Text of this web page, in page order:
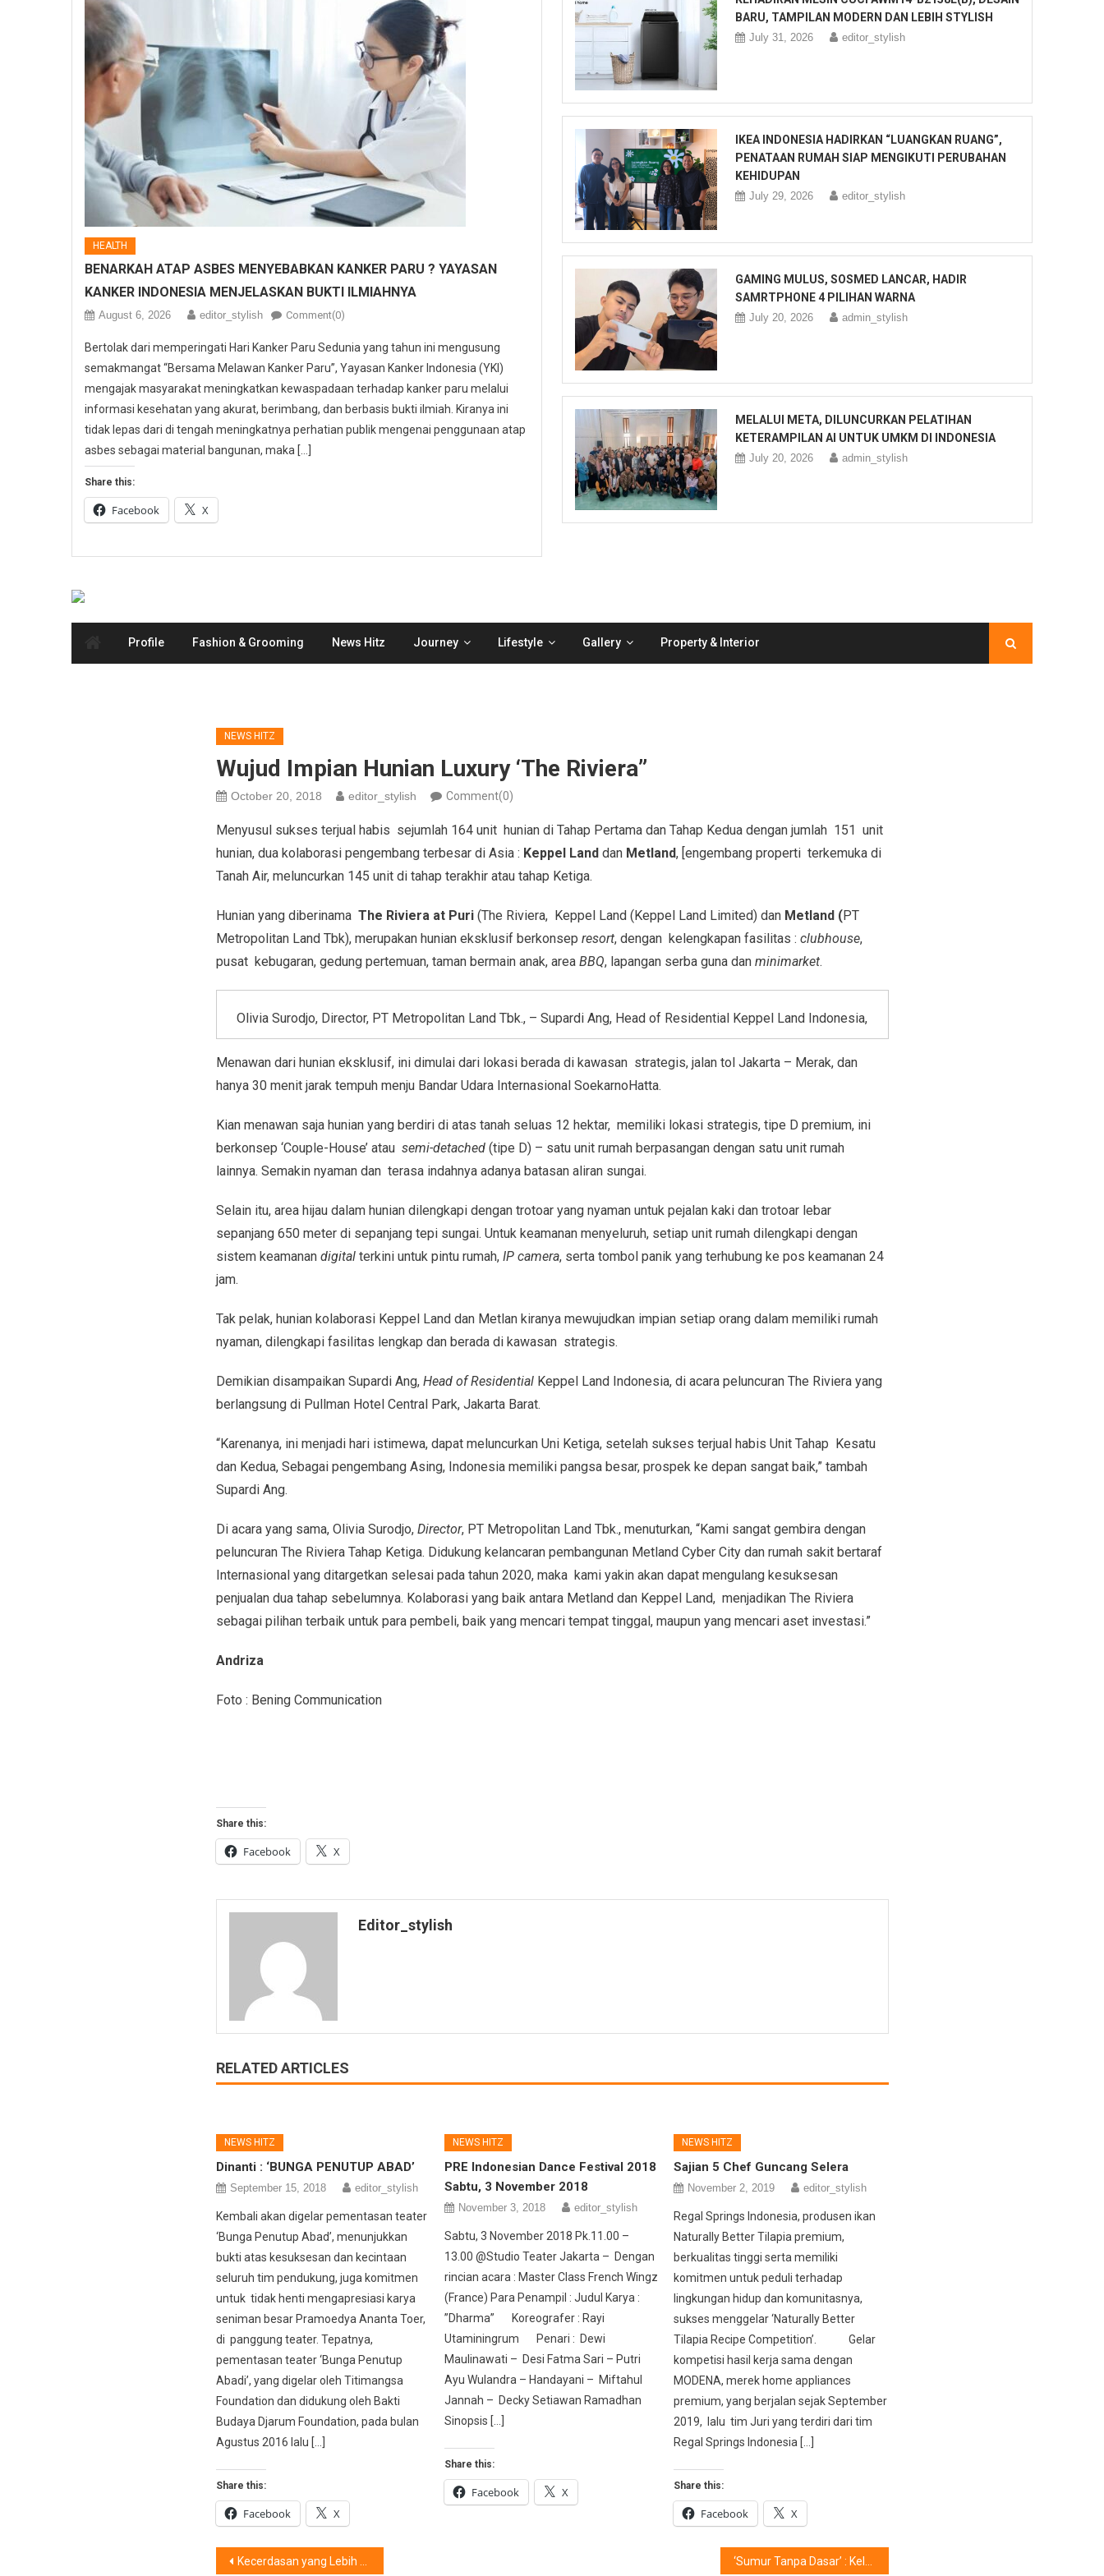
HEALTH
BENARKAH ATAP ASBES MENYEBABKAN KANKER PARU ? YAYASAN
KANKER INDONESIA MENJELASKAN BUKTI ILMIAHNYA
August 6, 2026 editor_stylish Comment(0)
Bertolak dari memperingati Hari Kanker Paru Sedunia yang tahun ini mengusung
semakmangat “Bersama Melawan Kanker Paru”, Yayasan Kanker Indonesia (YKI)
mengajak masyarakat meningkatkan kewaspadaan terhadap kanker paru melalui
informasi kesehatan yang akurat, berimbang, dan berbasis bukti ilmiah. Kiranya ini
tidak lepas dari di tengah meningkatnya perhatian publik mengenai penggunaan atap
asbes sebagai material bangunan, maka […]
Share this:
Facebook X
BARU, TAMPILAN MODERN DAN LEBIH STYLISH
July 31, 2026 editor_stylish
IKEA INDONESIA HADIRKAN “LUANGKAN RUANG”,
PENATAAN RUMAH SIAP MENGIKUTI PERUBAHAN
KEHIDUPAN
July 29, 2026 editor_stylish
GAMING MULUS, SOSMED LANCAR, HADIR
SAMRTPHONE 4 PILIHAN WARNA
July 20, 2026 admin_stylish
MELALUI META, DILUNCURKAN PELATIHAN
KETERAMPILAN AI UNTUK UMKM DI INDONESIA
July 20, 2026 admin_stylish
Profile Fashion & Grooming News Hitz Journey Lifestyle Gallery Property & Interior
NEWS HITZ
Wujud Impian Hunian Luxury ‘The Riviera”
October 20, 2018 editor_stylish Comment(0)
Menyusul sukses terjual habis sejumlah 164 unit hunian di Tahap Pertama dan Tahap Kedua dengan jumlah 151 unit
hunian, dua kolaborasi pengembang terbesar di Asia : Keppel LanddanMetland, [engembang properti terkemuka di
Tanah Air, meluncurkan 145 unit di tahap terakhir atau tahap Ketiga.
Hunian yang diberinama The Riviera at Puri(The Riviera, Keppel Land (Keppel Land Limited) dan Metland (PT
Metropolitan Land Tbk), merupakan hunian eksklusif berkonsep resort, dengan kelengkapan fasilitas : clubhouse,
pusat kebugaran, gedung pertemuan, taman bermain anak, area BBQ, lapangan serba guna dan minimarket.
Olivia Surodjo, Director, PT Metropolitan Land Tbk., – Supardi Ang, Head of Residential Keppel Land Indonesia,
Menawan dari hunian eksklusif, ini dimulai dari lokasi berada di kawasan strategis, jalan tol Jakarta – Merak, dan
hanya 30 menit jarak tempuh menju Bandar Udara Internasional SoekarnoHatta.
Kian menawan saja hunian yang berdiri di atas tanah seluas 12 hektar, memiliki lokasi strategis, tipe D premium, ini
berkonsep ‘Couple-House’ atau semi-detached(tipe D) – satu unit rumah berpasangan dengan satu unit rumah
lainnya. Semakin nyaman dan terasa indahnya adanya batasan aliran sungai.
Selain itu, area hijau dalam hunian dilengkapi dengan trotoar yang nyaman untuk pejalan kaki dan trotoar lebar
sepanjang 650 meter di sepanjang tepi sungai. Untuk keamanan menyeluruh, setiap unit rumah dilengkapi dengan
sistem keamanan digital terkini untuk pintu rumah, IP camera, serta tombol panik yang terhubung ke pos keamanan 24
jam.
Tak pelak, hunian kolaborasi Keppel Land dan Metlan kiranya mewujudkan impian setiap orang dalam memiliki rumah
nyaman, dilengkapi fasilitas lengkap dan berada di kawasan strategis.
Demikian disampaikan Supardi Ang, Head of ResidentialKeppel Land Indonesia, di acara peluncuran The Riviera yang
berlangsung di Pullman Hotel Central Park, Jakarta Barat.
“Karenanya, ini menjadi hari istimewa, dapat meluncurkan Uni Ketiga, setelah sukses terjual habis Unit Tahap Kesatu
dan Kedua, Sebagai pengembang Asing, Indonesia memiliki pangsa besar, prospek ke depan sangat baik,” tambah
Supardi Ang.
Di acara yang sama, Olivia Surodjo, Director, PT Metropolitan Land Tbk., menuturkan, “Kami sangat gembira dengan
peluncuran The Riviera Tahap Ketiga. Didukung kelancaran pembangunan Metland Cyber City dan rumah sakit bertaraf
Internasional yang ditargetkan selesai pada tahun 2020, maka kami yakin akan dapat mengulang kesuksesan
penjualan dua tahap sebelumnya. Kolaborasi yang baik antara Metland dan Keppel Land, menjadikan The Riviera
sebagai pilihan terbaik untuk para pembeli, baik yang mencari tempat tinggal, maupun yang mencari aset investasi.”
Andriza
Foto : Bening Communication
Share this:
Facebook X
Editor_stylish
RELATED ARTICLES
NEWS HITZ
Dinanti : ‘BUNGA PENUTUP ABAD’
September 15, 2018 editor_stylish
Kembali akan digelar pementasan teater
‘Bunga Penutup Abad’, menunjukkan
bukti atas kesuksesan dan kecintaan
seluruh tim pendukung, juga komitmen
untuk tidak henti mengapresiasi karya
seniman besar Pramoedya Ananta Toer,
di panggung teater. Tepatnya,
pementasan teater ‘Bunga Penutup
Abadi’, yang digelar oleh Titimangsa
Foundation dan didukung oleh Bakti
Budaya Djarum Foundation, pada bulan
Agustus 2016 lalu […]
Share this:
Facebook X
NEWS HITZ
PRE Indonesian Dance Festival 2018
Sabtu, 3 November 2018
November 3, 2018 editor_stylish
Sabtu, 3 November 2018 Pk.11.00 –
13.00 @Studio Teater Jakarta – Dengan
rincian acara : Master Class French Wingz
(France) Para Penampil : Judul Karya :
”Dharma” Koreografer : Rayi
Utaminingrum Penari : Dewi
Maulinawati – Desi Fatma Sari – Putri
Ayu Wulandra – Handayani – Miftahul
Jannah – Decky Setiawan Ramadhan
Sinopsis […]
Share this:
Facebook X
NEWS HITZ
Sajian 5 Chef Guncang Selera
November 2, 2019 editor_stylish
Regal Springs Indonesia, produsen ikan
Naturally Better Tilapia premium,
berkualitas tinggi serta memiliki
komitmen untuk peduli terhadap
lingkungan hidup dan komunitasnya,
sukses menggelar ‘Naturally Better
Tilapia Recipe Competition’. Gelar
kompetisi hasil kerja sama dengan
MODENA, merek home appliances
premium, yang berjalan sejak September
2019, lalu tim Juri yang terdiri dari tim
Regal Springs Indonesia […]
Share this:
Facebook X
Post
Kecerdasan yang Lebih Tinggi Lagi: Huawei Menyingkapkan Mate 20 Series